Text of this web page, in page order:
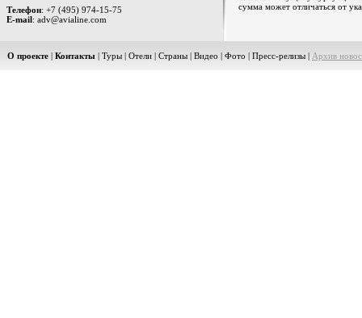
Телефон: +7 (495) 974-15-75
E-mail: adv@avialine.com
сумма может отличаться от
О проекте | Контакты | Туры | Отели | Страны | Видео | Фото | Пресс-релизы | Архив